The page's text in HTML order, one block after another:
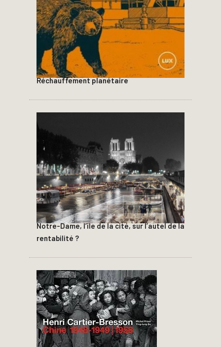
Réchauffement planétaire
Notre-Dame, l’île de la cité, sur l’autel de la
rentabilité ?